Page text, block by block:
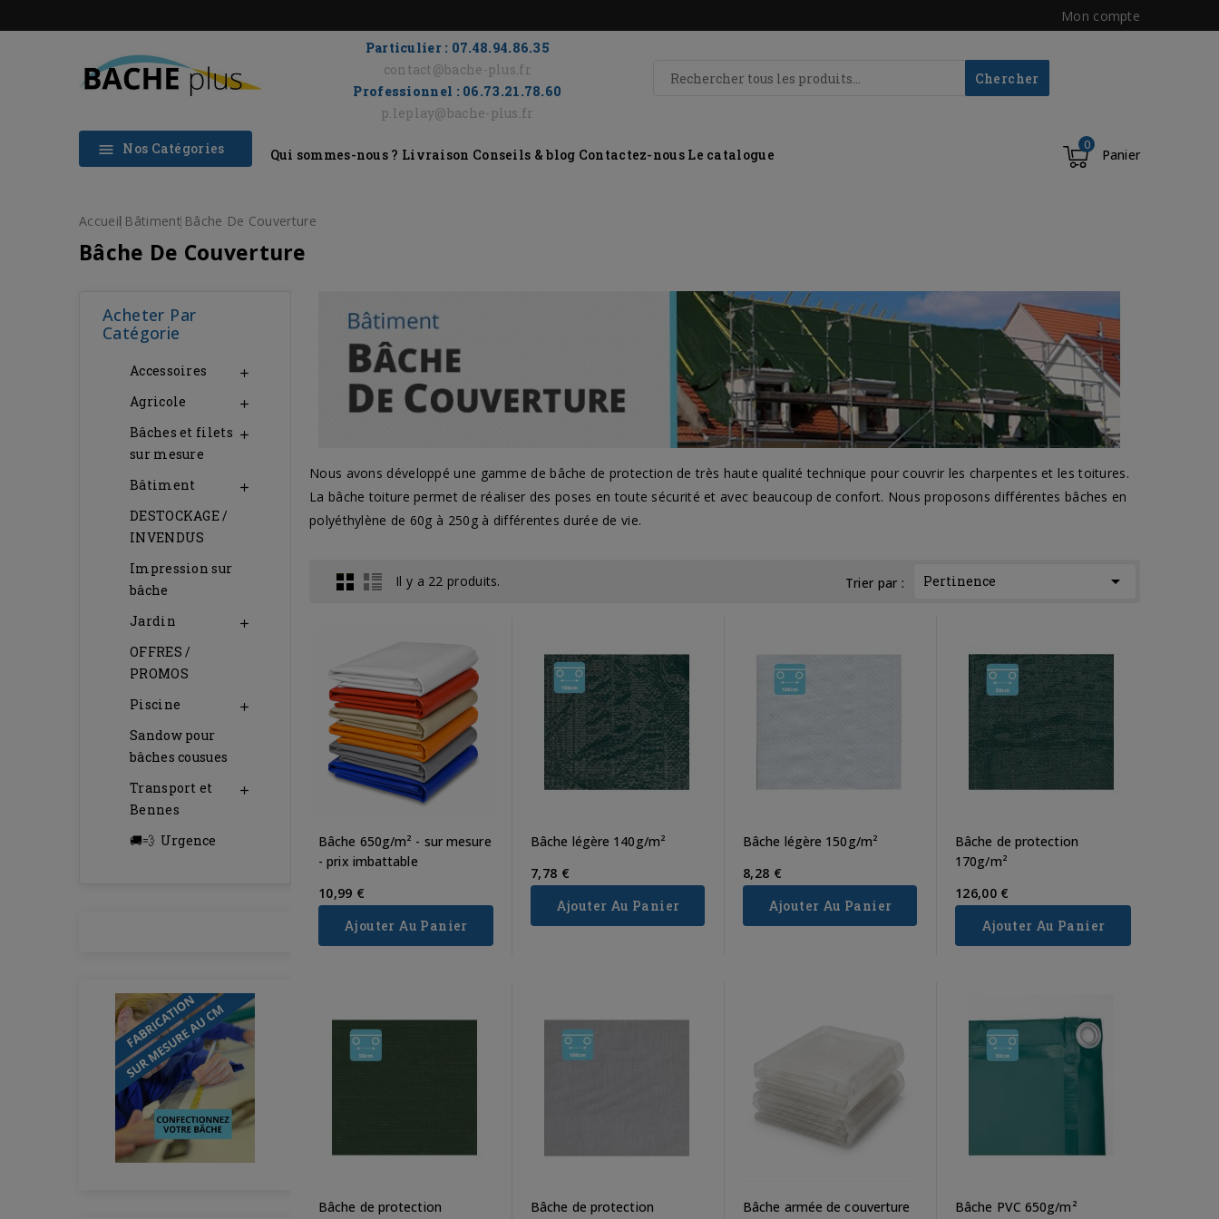
Mon compte
Particulier : 07.48.94.86.35
contact@bache-plus.fr
Professionnel : 06.73.21.78.60
p.leplay@bache-plus.fr
Chercher
 Nos Catégories Qui sommes-nous ? Livraison Conseils & blog Contactez-nous Le catalogue
0
Panier
Accueil Bâtiment Bâche De Couverture
Bâche De Couverture
Acheter Par
Catégorie
Accessoires 
Agricole 
Bâches et filets
sur mesure

Bâtiment 
DESTOCKAGE /
INVENDUS
Impression sur
bâche
Jardin

OFFRES /
PROMOS
Piscine

Sandow pour
bâches cousues
Transport et
Bennes

Urgence
Nous avons développé une gamme de bâche de protection de très haute qualité technique pour couvrir les charpentes et les toitures.
La bâche toiture permet de réaliser des poses en toute sécurité et avec beaucoup de confort. Nous proposons différentes bâches en
polyéthylène de 60g à 250g à différentes durée de vie.
Il y a 22 produits. Trier par : Pertinence 
Bâche 650g/m² - sur mesure
- prix imbattable
10,99 €
Ajouter Au Panier
Bâche légère 140g/m²
7,78 €
Ajouter Au Panier
Bâche légère 150g/m²
8,28 €
Ajouter Au Panier
Bâche de protection
170g/m²
126,00 €
Ajouter Au Panier
Bâche de protection
Bâche de protection
Bâche armée de couverture
Bâche PVC 650g/m²